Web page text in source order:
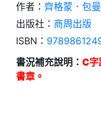
作者： 齊格蒙．包曼
出版社： 商周出版
ISBN：
書況補充說明： C字
書章。